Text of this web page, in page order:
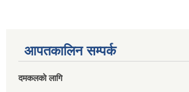
आपतकालिन सम्पर्क
दमकलकाे लागि